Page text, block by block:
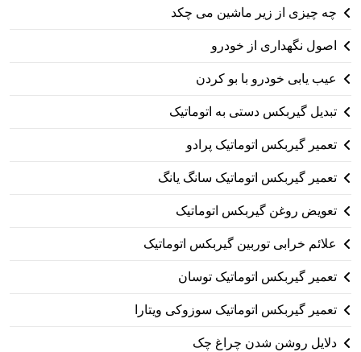
چه چیزی از زیر ماشین می چکد
اصول نگهداری از خودرو
عیب یابی خودرو با بو کردن
تبدیل گیربکس دستی به اتوماتیک
تعمیر گیربکس اتوماتیک پرادو
تعمیر گیربکس اتوماتیک سانگ یانگ
تعویض روغن گیربکس اتوماتیک
علائم خرابی توربین گیربکس اتوماتیک
تعمیر گیربکس اتوماتیک توسان
تعمیر گیربکس اتوماتیک سوزوکی ویتارا
دلایل روشن شدن چراغ چک